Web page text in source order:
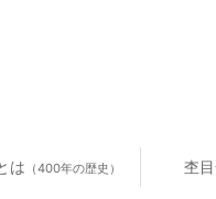
は （400年の歴史） 杢